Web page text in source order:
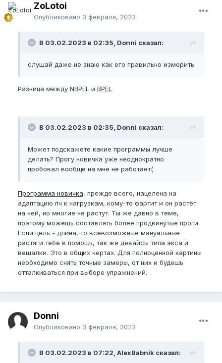
ZoLotoi
Опубликовано 3 февраля, 2023
В 03.02.2023 в 02:35, Donni сказал:
слушай даже не знаю как его правильно измерить
Разница между NBPEL и BPEL
В 03.02.2023 в 02:35, Donni сказал:
Может подскажете какие программы лучше
делать? Прогу новичка уже неоднократно
пробовал вообще на мне не работает(
Программа новичка, прежде всего, нацелена на
адаптацию пч к нагрузкам, кому-то фартит и он растёт
на ней, но многие не растут. Ты же давно в теме,
поэтому можешь составлять более продвинутые проги.
Если цель - длина, то всевозможные мануальные
растяги тебе в помощь, так же девайсы типа экса и
вешалки. Это в общих чертах. Для полноценной картины
необходимо снять точные замеры, от них и будешь
отталкиваться при выборе упражнений.
Donni
Опубликовано 3 февраля, 2023
В 03.02.2023 в 07:22, AlexBabnik сказал: